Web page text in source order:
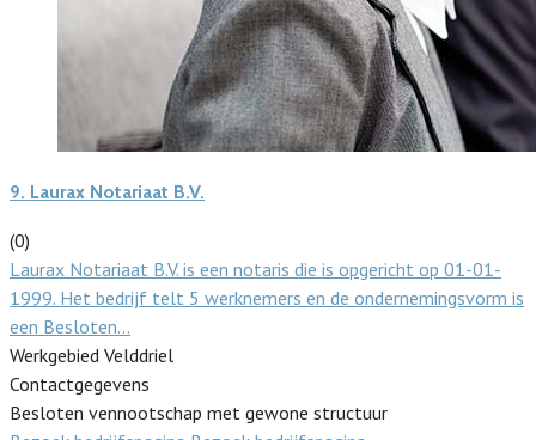
9. Laurax Notariaat B.V.
(0)
Laurax Notariaat B.V. is een notaris die is opgericht op 01-01-
1999. Het bedrijf telt 5 werknemers en de ondernemingsvorm is
een Besloten…
Werkgebied Velddriel
Contactgegevens
Besloten vennootschap met gewone structuur